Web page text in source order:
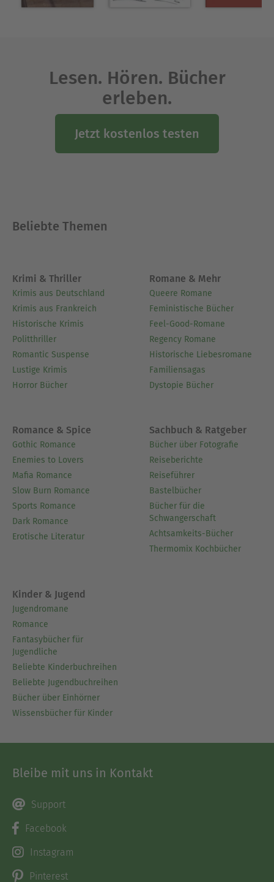
Lesen. Hören. Bücher
erleben.
Jetzt kostenlos testen
Beliebte Themen
Krimi & Thriller
Krimis aus Deutschland
Krimis aus Frankreich
Historische Krimis
Politthriller
Romantic Suspense
Lustige Krimis
Horror Bücher
Romane & Mehr
Queere Romane
Feministische Bücher
Feel-Good-Romane
Regency Romane
Historische Liebesromane
Familiensagas
Dystopie Bücher
Romance & Spice
Gothic Romance
Enemies to Lovers
Mafia Romance
Slow Burn Romance
Sports Romance
Dark Romance
Erotische Literatur
Sachbuch & Ratgeber
Bücher über Fotografie
Reiseberichte
Reiseführer
Bastelbücher
Bücher für die
Schwangerschaft
Achtsamkeits-Bücher
Thermomix Kochbücher
Kinder & Jugend
Jugendromane
Romance
Fantasybücher für
Jugendliche
Beliebte Kinderbuchreihen
Beliebte Jugendbuchreihen
Bücher über Einhörner
Wissensbücher für Kinder
Bleibe mit uns in Kontakt
Support
Facebook
Instagram
Pinterest